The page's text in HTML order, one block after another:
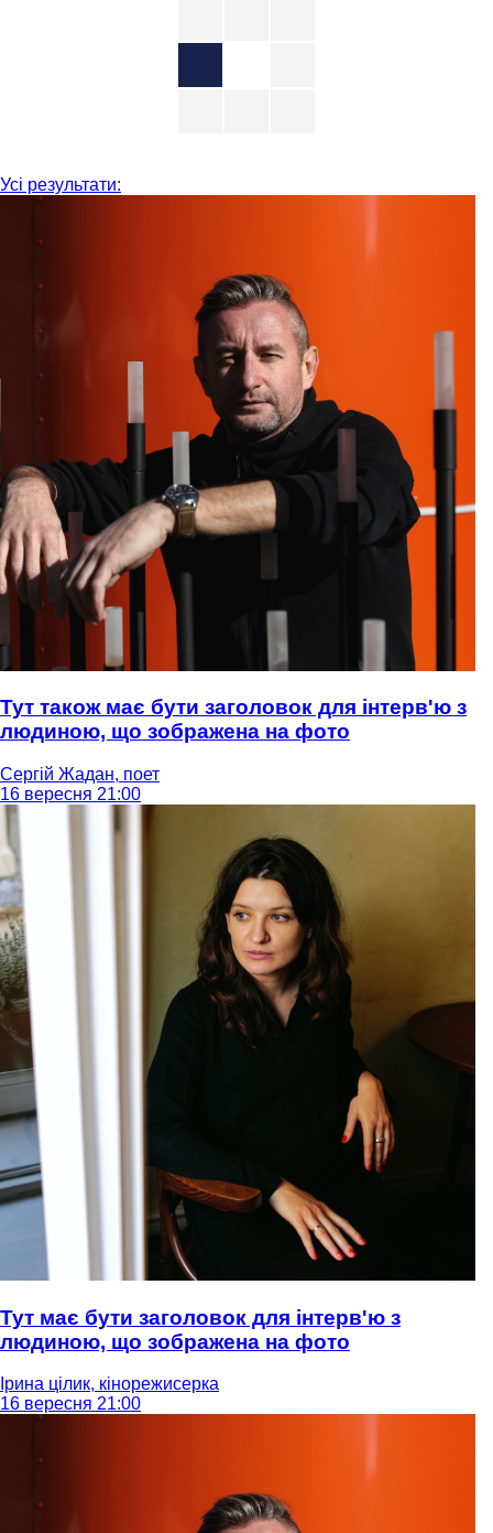
Усі результати:
Тут також має бути заголовок для інтерв'ю з
людиною, що зображена на фото
Сергій Жадан, поет
16 вересня 21:00
Тут має бути заголовок для інтерв'ю з
людиною, що зображена на фото
Ірина цілик, кінорежисерка
16 вересня 21:00